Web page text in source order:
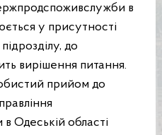
в
у присутності
до
вирішення питання.
прийом до
Одеській області